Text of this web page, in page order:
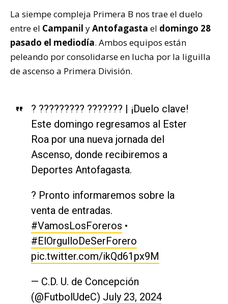
La siempe compleja Primera B nos trae el duelo
entre el Campanil yAntofagasta el domingo 28
pasado el mediodía. Ambos equipos están
peleando por consolidarse en lucha por la liguilla
de ascenso a Primera División.
? ????????? ??????? | ¡Duelo clave!
Este domingo regresamos al Ester
Roa por una nueva jornada del
Ascenso, donde recibiremos a
Deportes Antofagasta.
?️ Pronto informaremos sobre la
venta de entradas.
#VamosLosForeros •
#ElOrgulloDeSerForero
pic.twitter.com/ikQd61px9M
— C.D. U. de Concepción
(@FutbolUdeC) July 23, 2024